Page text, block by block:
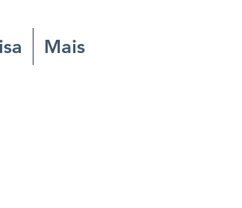
Mais